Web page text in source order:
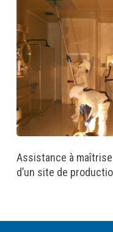
Assistance à
d’un site de